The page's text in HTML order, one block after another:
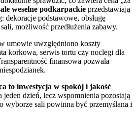
weselne podkarpackie przedstawiają
dekoracje podstawowe, obsługę
możliwość przedłużenia zabawy.
umowie uwzględniono koszty
korkowa, serwis tortu czy noclegi dla
finansowa pozwala
to inwestycja w spokój i jakość
jeden dzień, lecz wspomnienia pozostają
wyborze sali powinna być przemyślana i